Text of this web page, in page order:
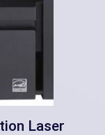
Laser